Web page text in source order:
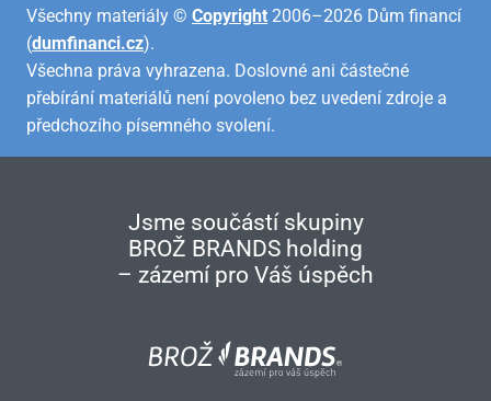
Všechny materiály © Copyright 2006–2026 Dům financí
(dumfinanci.cz).
Všechna práva vyhrazena. Doslovné ani částečné
přebírání materiálů není povoleno bez uvedení zdroje a
předchozího písemného svolení.
Jsme součástí skupiny
BROŽ BRANDS holding
– zázemí pro Váš úspěch